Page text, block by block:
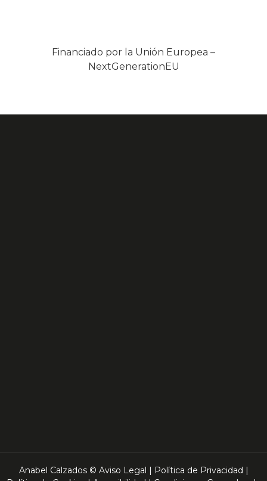
Financiado por la Unión Europea –
NextGenerationEU
Anabel Calzados © Aviso Legal Política de Privacidad